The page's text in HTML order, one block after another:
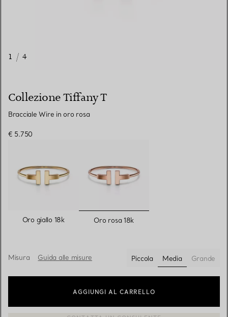
1 / 4
Collezione Tiffany T
Bracciale Wire in oro rosa
€ 5.750
Oro giallo 18k selezionato/i
Oro rosa 18k
Misura Guida alle misure Piccola
Media
selezionato/i
Grande
AGGIUNGI AL CARRELLO